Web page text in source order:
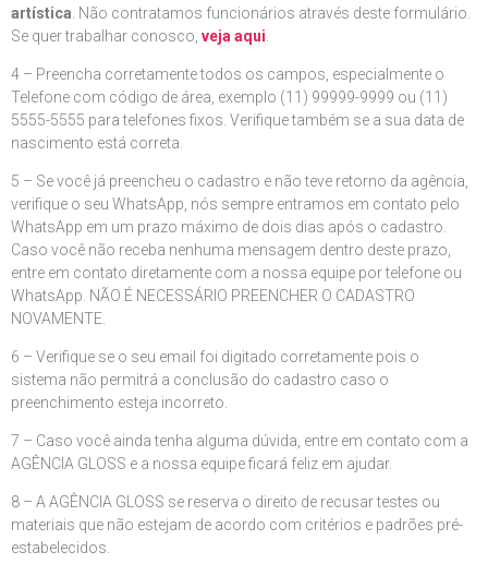
artística . Não contratamos funcionários através deste formulário.
Se quer trabalhar conosco, veja aqui
4 – Preencha corretamente todos os campos, especialmente o
Telefone com código de área, exemplo (11) 99999-9999 ou (11)
5555-5555 para telefones fixos. Verifique também se a sua data de
nascimento está correta.
5 – Se você já preencheu o cadastro e não teve retorno da agência,
verifique o seu WhatsApp, nós sempre entramos em contato pelo
WhatsApp em um prazo máximo de dois dias após o cadastro.
Caso você não receba nenhuma mensagem dentro deste prazo,
entre em contato diretamente com a nossa equipe por telefone ou
WhatsApp. NÃO É NECESSÁRIO PREENCHER O CADASTRO
NOVAMENTE.
6 – Verifique se o seu email foi digitado corretamente pois o
sistema não permitrá a conclusão do cadastro caso o
preenchimento esteja incorreto.
7 – Caso você ainda tenha alguma dúvida, entre em contato com a
AGÊNCIA GLOSS e a nossa equipe ficará feliz em ajudar.
8 – A AGÊNCIA GLOSS se reserva o direito de recusar testes ou
materiais que não estejam de acordo com critérios e padrões pré-
estabelecidos.